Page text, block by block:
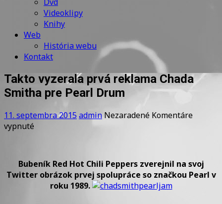
Videoklipy
Knihy
Web
História webu
Kontakt
Takto vyzerala prvá reklama Chada
Smitha pre Pearl Drum
11. septembra 2015 admin Nezaradené Komentáre
vypnuté
prvá
reklama
Chada
Smitha
Bubeník Red Hot Chili Peppers zverejnil na svoj
Twitter obrázok prvej spolupráce so značkou Pearl v
roku 1989.